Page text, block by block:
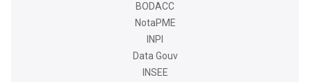
BODACC
NotaPME
INPI
Data Gouv
INSEE